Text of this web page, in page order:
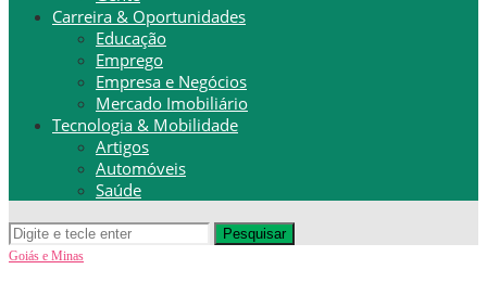
Carreira & Oportunidades
Educação
Emprego
Empresa e Negócios
Mercado Imobiliário
Tecnologia & Mobilidade
Artigos
Automóveis
Saúde
Pesquisar
Goiás e Minas